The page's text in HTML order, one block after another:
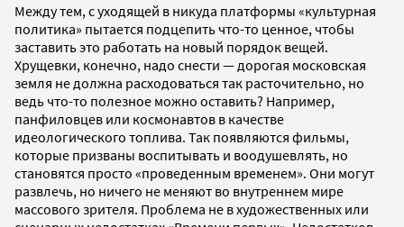
Между тем, с уходящей в никуда платформы «культурная
политика» пытается подцепить что-то ценное, чтобы
заставить это работать на новый порядок вещей.
Хрущевки, конечно, надо снести — дорогая московская
земля не должна расходоваться так расточительно, но
ведь что-то полезное можно оставить? Например,
панфиловцев или космонавтов в качестве
идеологического топлива. Так появляются фильмы,
которые призваны воспитывать и воодушевлять, но
становятся просто «проведенным временем». Они могут
развлечь, но ничего не меняют во внутреннем мире
массового зрителя. Проблема не в художественных или